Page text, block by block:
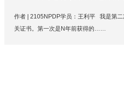
作者 | 2105NPDP学员：王利平 我是第
关证书。第一次是N年前获得的……